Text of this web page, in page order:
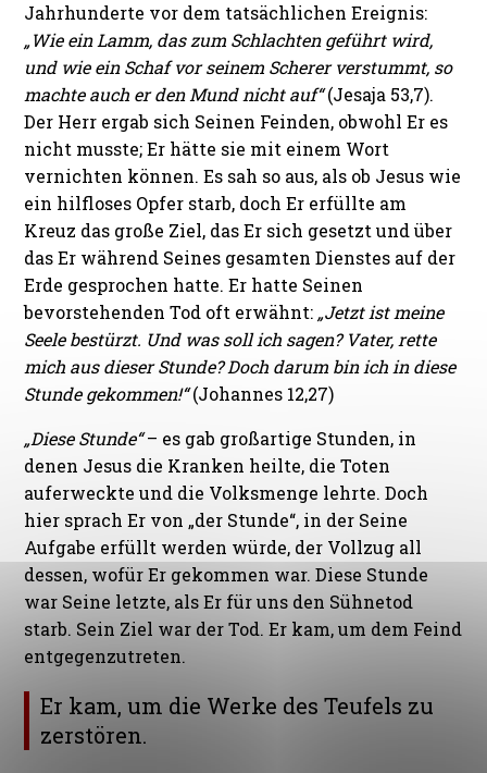
Jahrhunderte vor dem tatsächlichen Ereignis:
„Wie ein Lamm, das zum Schlachten geführt wird,
und wie ein Schaf vor seinem Scherer verstummt, so
machte auch er den Mund nicht auf“(Jesaja 53,7).
Der Herr ergab sich Seinen Feinden, obwohl Er es
nicht musste; Er hätte sie mit einem Wort
vernichten können. Es sah so aus, als ob Jesus wie
ein hilfloses Opfer starb, doch Er erfüllte am
Kreuz das große Ziel, das Er sich gesetzt und über
das Er während Seines gesamten Dienstes auf der
Erde gesprochen hatte. Er hatte Seinen
bevorstehenden Tod oft erwähnt: „Jetzt ist meine
Seele bestürzt. Und was soll ich sagen? Vater, rette
mich aus dieser Stunde? Doch darum bin ich in diese
Stunde gekommen!“(Johannes 12,27)
„Diese Stunde“– es gab großartige Stunden, in
denen Jesus die Kranken heilte, die Toten
auferweckte und die Volksmenge lehrte. Doch
hier sprach Er von „der Stunde“, in der Seine
Aufgabe erfüllt werden würde, der Vollzug all
dessen, wofür Er gekommen war. Diese Stunde
war Seine letzte, als Er für uns den Sühnetod
starb. Sein Ziel war der Tod. Er kam, um dem Feind
entgegenzutreten.
Er kam, um die Werke des Teufels zu
zerstören.